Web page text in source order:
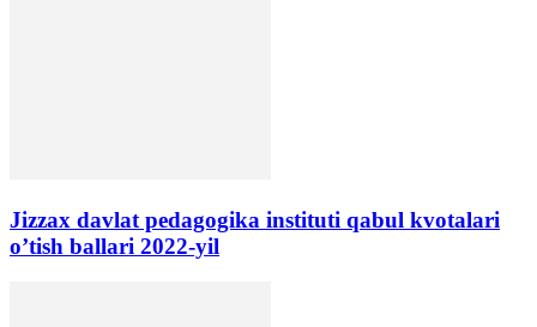
Jizzax davlat pedagogika instituti qabul kvotalari
o’tish ballari 2022-yil